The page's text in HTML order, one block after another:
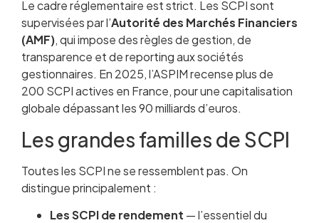
Le cadre réglementaire est strict. Les SCPI sont
supervisées par l’Autorité des Marchés Financiers
(AMF), qui impose des règles de gestion, de
transparence et de reporting aux sociétés
gestionnaires. En 2025, l’ASPIM recense plus de
200 SCPI actives en France, pour une capitalisation
globale dépassant les 90 milliards d’euros.
Les grandes familles de SCPI
Toutes les SCPI ne se ressemblent pas. On
distingue principalement :
Les SCPI de rendement — l’essentiel du